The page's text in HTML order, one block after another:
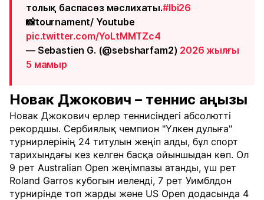
толық баспасөз мәслихаты.#Ibi26
📸tournament/ Youtube
pic.twitter.com/YoLtMMTZc4
— Sebastien G. (@sebsharfam2) 2026 жылғы
5 мамыр
Новак Джокович – теннис аңызы
Новак Джокович ерлер теннисіндегі абсолютті
рекордшы. Сербиялық чемпион "Үлкен дулыға"
турнирлерінің 24 титулын жеңіп алды, бұл спорт
тарихындағы кез келген басқа ойыншыдан көп. Ол
9 рет Australian Open жеңімпазы атанды, үш рет
Roland Garros кубогын иеленді, 7 рет Уимблдон
турнирінде топ жарды және US Open додасында 4